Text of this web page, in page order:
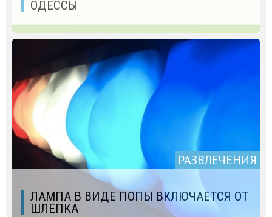
ОДЕССЫ
РАЗВЛЕЧЕНИЯ
ЛАМПА В ВИДЕ ПОПЫ ВКЛЮЧАЕТСЯ ОТ
ШЛЕПКА